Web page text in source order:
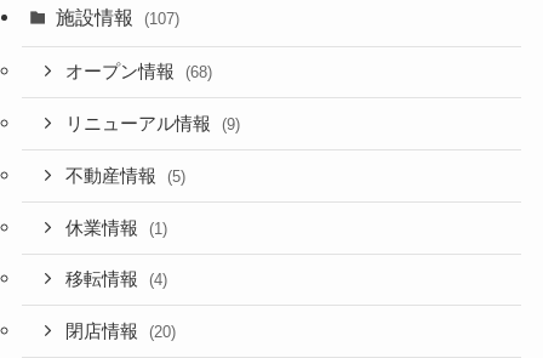
施設情報 (107)
オープン情報 (68)
リニューアル情報 (9)
不動産情報 (5)
休業情報 (1)
移転情報 (4)
閉店情報 (20)